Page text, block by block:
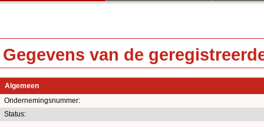
Gegevens van de
Algemeen
Ondernemingsnummer:
Status: